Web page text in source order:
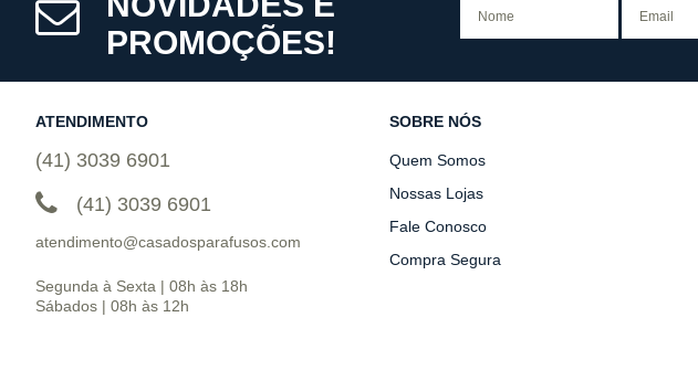
PROMOÇÕES!
ATENDIMENTO
(41) 3039 6901
(41) 3039 6901
atendimento@casadosparafusos.com
Segunda à Sexta | 08h às 18h
Sábados | 08h às 12h
SOBRE NÓS
Quem Somos
Nossas Lojas
Fale Conosco
Compra Segura